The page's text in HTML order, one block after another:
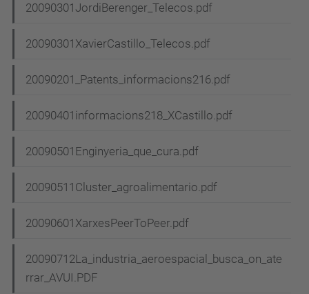
20090301JordiBerenger_Telecos.pdf
20090301XavierCastillo_Telecos.pdf
20090201_Patents_informacions216.pdf
20090401informacions218_XCastillo.pdf
20090501Enginyeria_que_cura.pdf
20090511Cluster_agroalimentario.pdf
20090601XarxesPeerToPeer.pdf
20090712La_industria_aeroespacial_busca_on_ate
rrar_AVUI.PDF